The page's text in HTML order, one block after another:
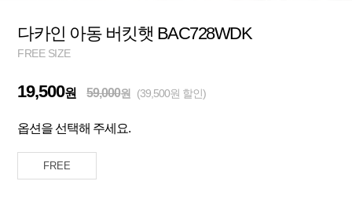
다카인 아동 버킷햇 BAC728WDK
FREE SIZE
19,500원 59,000원 (39,500원 할인)
옵션을 선택해 주세요.
FREE